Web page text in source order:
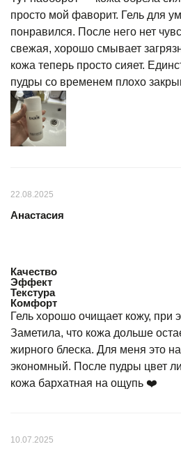
просто мой фаворит. Гель для
понравился. После него нет
свежая, хорошо смывает
кожа теперь просто сияет.
пудры со временем плохо
22.08.2025
Анастасия
Качество
Эффект
Текстура
Комфорт
Гель хорошо очищает кожу, при
Заметила, что кожа дольше
жирного блеска. Для меня это
экономный. После пудры цвет
кожа бархатная на ощупь ❤️
10.07.2025